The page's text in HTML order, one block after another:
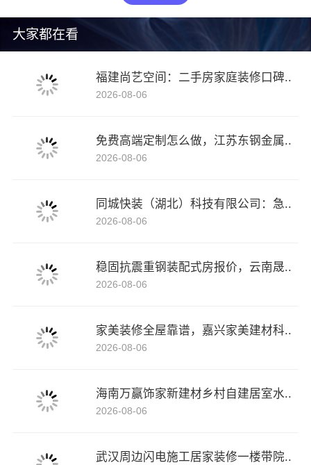
大家都在看
福建尚艺空间：二手房家庭装修口碑..
2026-08-06
免费高端定制怎么做，江苏东钢金属..
2026-08-06
同城快装（湖北）科技有限公司：急..
2026-08-06
稳固抗震重钢装配式房报价，云南晟..
2026-08-06
家美装修全屋靠谱，嘉兴家美建材科..
2026-08-06
海南万赢饰家新建材乡村自建居室水..
2026-08-06
武汉周边闪电施工居家装修一楼带院..